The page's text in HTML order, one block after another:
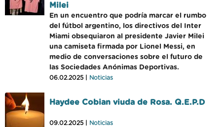
Milei
En un encuentro que podría marcar el rumbo
del fútbol argentino, los directivos del Inter
Miami obsequiaron al presidente Javier Milei
una camiseta firmada por Lionel Messi, en
medio de conversaciones sobre el futuro de
las Sociedades Anónimas Deportivas.
06.02.2025 | Noticias
Haydee Cobian viuda de Rosa. Q.E.P.D
09.02.2025 | Noticias